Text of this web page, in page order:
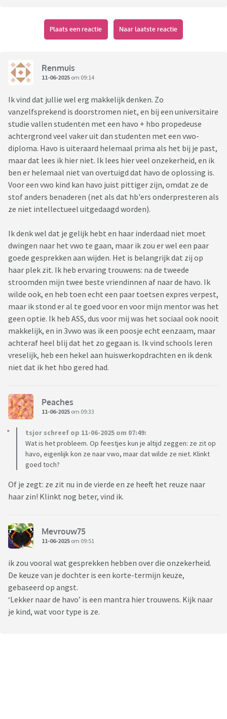
Ons beeld bij haar redenen is zo: ze werkt niet hard,
helemaal niet. Ze let goed op in de les en hoeft daardoor
stress schiet. Huiswerk maken gaat vaak met tranen
gepaard.
eerste half jaar van de brugklas heel erg moeten zoeken
naar aansluiting (ik heb hier nog een topic voor geopend
destijds). Wij zijn blij dat ze nu zo'n leuke club heeft. Aan de
andere kant is dit ook maar heel betrekkelijk, want er zullen
vroeg of laat andere roosters komen (in HAVO 4 ander
vakkenpakket) en mogelijk blijven er kinderen uit de
vriendengroep zitten. Ook kan ze natuurlijk in de pauzes en
zo gewoon het contact blijven houden.
Wat we niet willen, is dat wij haar 'dwingen' om naar het
alleen komt te staan. Liever heb ik een eigen keuze, ook als
dat betekent dat ze voet bij stuk houdt en naar de HAVO
gaat.
Vraag dus voor hier: wie heeft er ervaring met een dergelijke
situatie, wat werd de keuze (en met welke argumenten) en
hoe heeft het uitgepakt?
Plaats een reactie Naar laatste reactie
Renmuis
11-06-2025 om 09:14
Ik vind dat jullie wel erg makkelijk denken. Zo
vanzelfsprekend is doorstromen niet, en bij een universitaire
studie vallen studenten met een havo + hbo propedeuse
achtergrond veel vaker uit dan studenten met een vwo-
diploma. Havo is uiteraard helemaal prima als het bij je past,
maar dat lees ik hier niet. Ik lees hier veel onzekerheid, en ik
ben er helemaal niet van overtuigd dat havo de oplossing is.
Voor een vwo kind kan havo juist pittiger zijn, omdat ze de
stof anders benaderen (net als dat hb'ers onderpresteren als
ze niet intellectueel uitgedaagd worden).
Ik denk wel dat je gelijk hebt en haar inderdaad niet moet
dwingen naar het vwo te gaan, maar ik zou er wel een paar
goede gesprekken aan wijden. Het is belangrijk dat zij op
haar plek zit. Ik heb ervaring trouwens: na de tweede
stroomden mijn twee beste vriendinnen af naar de havo. Ik
wilde ook, en heb toen echt een paar toetsen expres verpest,
maar ik stond er al te goed voor en voor mijn mentor was het
geen optie. Ik heb ASS, dus voor mij was het sociaal ook nooit
makkelijk, en in 3vwo was ik een poosje echt eenzaam, maar
achteraf heel blij dat het zo gegaan is. Ik vind schools leren
vreselijk, heb een hekel aan huiswerkopdrachten en ik denk
niet dat ik het hbo gered had.
Peaches
11-06-2025 om 09:33
tsjor schreef op 11-06-2025 om 07:49:
Wat is het probleem. Op feestjes kun je altijd zeggen: ze zit op
havo, eigenlijk kon ze naar vwo, maar dat wilde ze niet. Klinkt
goed toch?
Of je zegt: ze zit nu in de vierde en ze heeft het reuze naar
haar zin! Klinkt nog beter, vind ik.
Mevrouw75
11-06-2025 om 09:51
ik zou vooral wat gesprekken hebben over die onzekerheid.
De keuze van je dochter is een korte-termijn keuze,
gebaseerd op angst.
‘Lekker naar de havo’ is een mantra hier trouwens. Kijk naar
je kind, wat voor type is ze.